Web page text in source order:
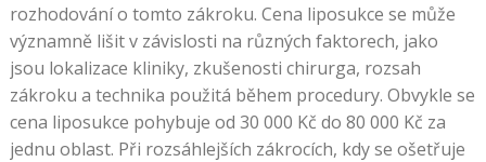
rozhodování o tomto zákroku. Cena liposukce se může
významně lišit v závislosti na různých faktorech, jako
jsou lokalizace kliniky, zkušenosti chirurga, rozsah
zákroku a technika použitá během procedury. Obvykle se
cena liposukce pohybuje od 30 000 Kč do 80 000 Kč za
jednu oblast. Při rozsáhlejších zákrocích, kdy se ošetřuje